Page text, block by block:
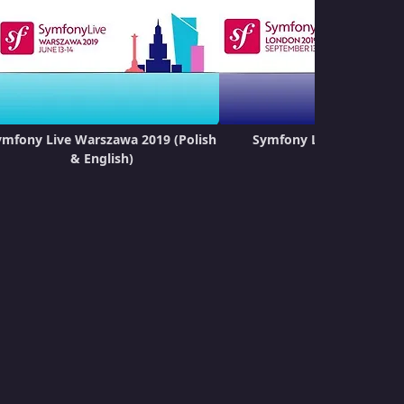
УРОК 16. 00:43:23
How fitness helps you become a better
developer (Magnus Nordlander)
PHPUnit Best Practices (Sebastian
Bergmann)
УРОК 18.
Live Warszawa 2019 (Polish
& English)
Symfony Live London